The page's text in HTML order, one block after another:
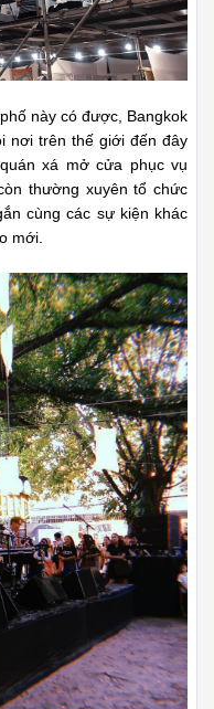
này có được, Bangkok
nơi trên thế giới đến đây
xá mở cửa phục vụ
thường xuyên tổ chức
cùng các sự kiện khác
mới.